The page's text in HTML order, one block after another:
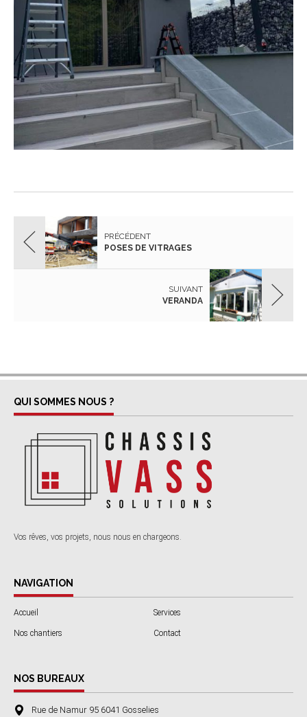
PRÉCÉDENT
POSES DE VITRAGES
SUIVANT
VERANDA
QUI SOMMES NOUS ?
Vos rêves, vos projets, nous nous en chargeons.
NAVIGATION
Accueil Services
Nos chantiers Contact
NOS BUREAUX
Rue de Namur 95 6041 Gosselies